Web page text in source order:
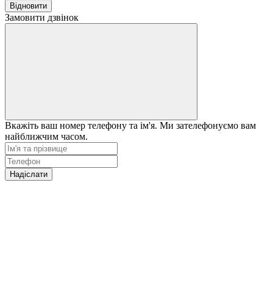
Відновити
Замовити дзвінок
Вкажіть ваш номер телефону та ім'я. Ми зателефонуємо вам
найближчим часом.
Надіслати